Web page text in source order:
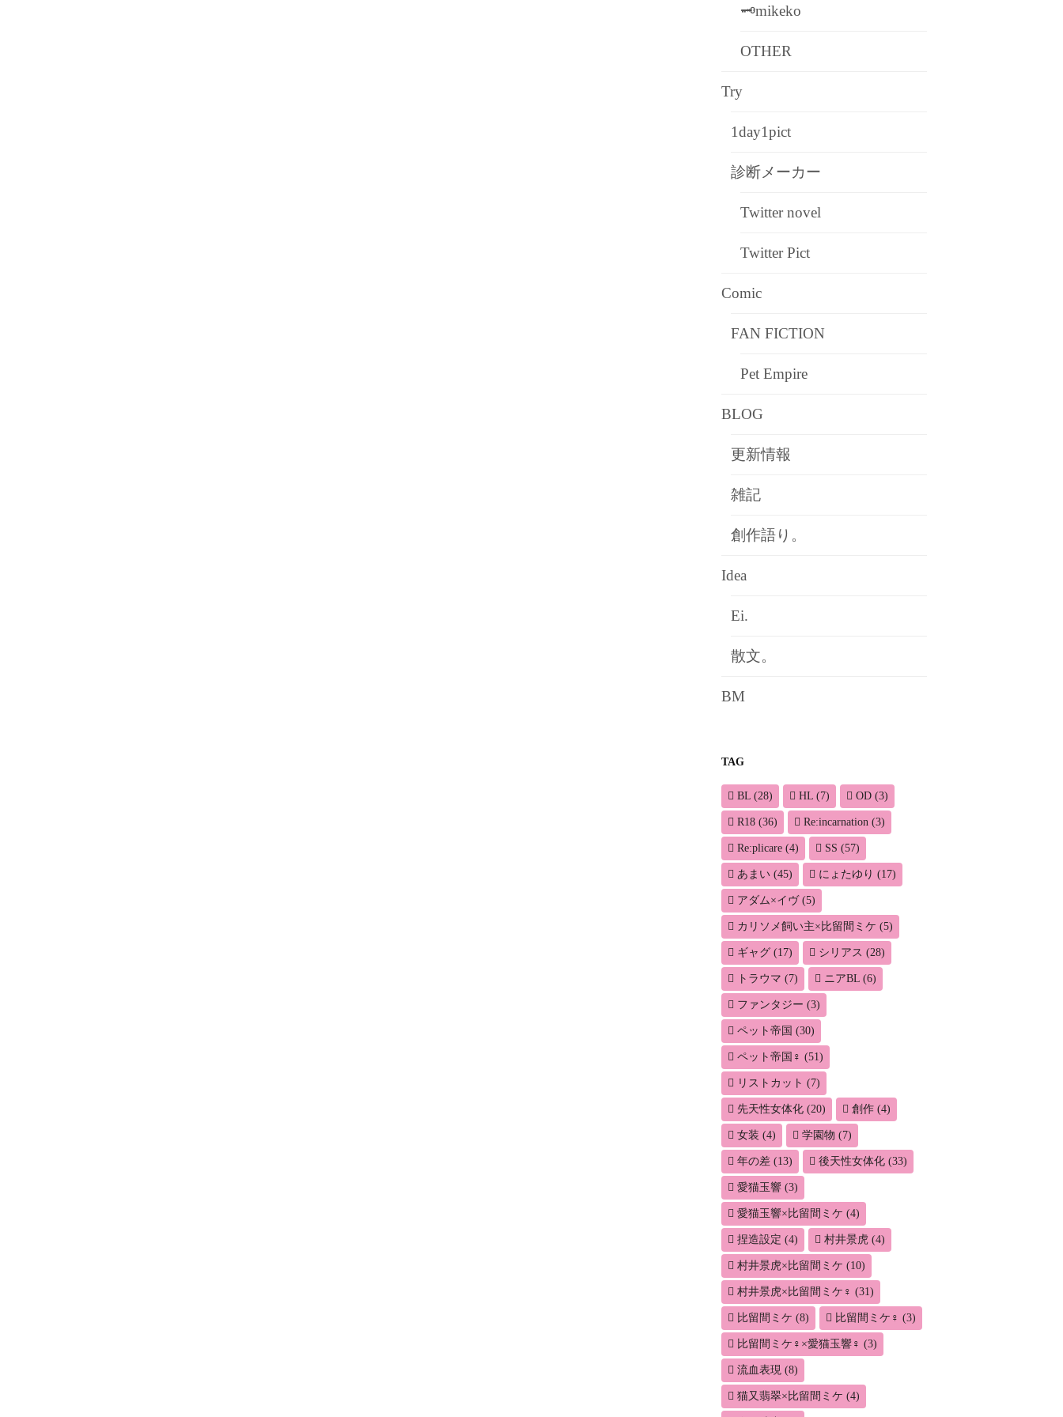
🗝mikeko
OTHER
Try
1day1pict
診断メーカー
Twitter novel
Twitter Pict
Comic
FAN FICTION
Pet Empire
BLOG
更新情報
雑記
創作語り。
Idea
Ei.
散文。
BM
TAG
BL (28) HL (7) OD (3)
R18 (36) Re:incarnation (3)
Re:plicare (4) SS (57)
あまい (45) にょたゆり (17)
アダム×イヴ(5)
カリソメ飼い主×比留間ミケ (5)
ギャグ (17) シリアス (28)
トラウマ (7) ニアBL (6)
ファンタジー (3)
ペット帝国 (30)
ペット帝国♀ (51)
リストカット (7)
先天性女体化 (20) 創作 (4)
女装 (4) 学園物 (7)
年の差 (13) 後天性女体化 (33)
愛猫玉響 (3)
愛猫玉響×比留間ミケ (4)
捏造設定 (4) 村井景虎 (4)
村井景虎×比留間ミケ (10)
村井景虎×比留間ミケ♀ (31)
比留間ミケ (8) 比留間ミケ♀ (3)
比留間ミケ♀×愛猫玉響♀ (3)
流血表現 (8)
猫又翡翠×比留間ミケ (4)